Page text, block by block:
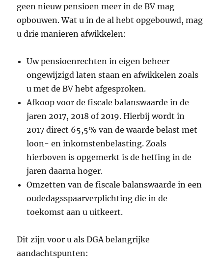
geen nieuw pensioen meer in de BV mag
opbouwen. Wat u in de al hebt opgebouwd, mag
u drie manieren afwikkelen:
Uw pensioenrechten in eigen beheer
ongewijzigd laten staan en afwikkelen zoals
u met de BV hebt afgesproken.
Afkoop voor de fiscale balanswaarde in de
jaren 2017, 2018 of 2019. Hierbij wordt in
2017 direct 65,5% van de waarde belast met
loon- en inkomstenbelasting. Zoals
hierboven is opgemerkt is de heffing in de
jaren daarna hoger.
Omzetten van de fiscale balanswaarde in een
oudedagsspaarverplichting die in de
toekomst aan u uitkeert.
Dit zijn voor u als DGA belangrijke
aandachtspunten: